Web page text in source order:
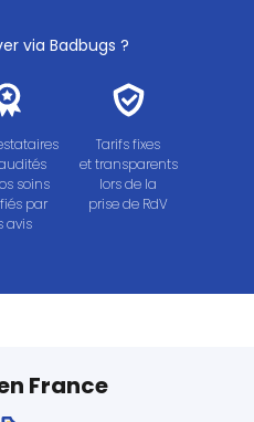
via Badbugs ?
soins
par
avis
Tarifs fixes
et transparents
lors de la
prise de RdV
France